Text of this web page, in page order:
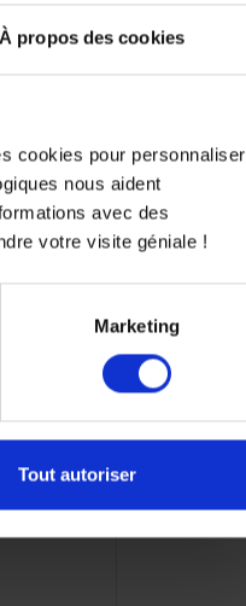
À propos des cookies
cookies pour personnaliser
nous aident
avec des
votre visite géniale !
Marketing
Tout autoriser